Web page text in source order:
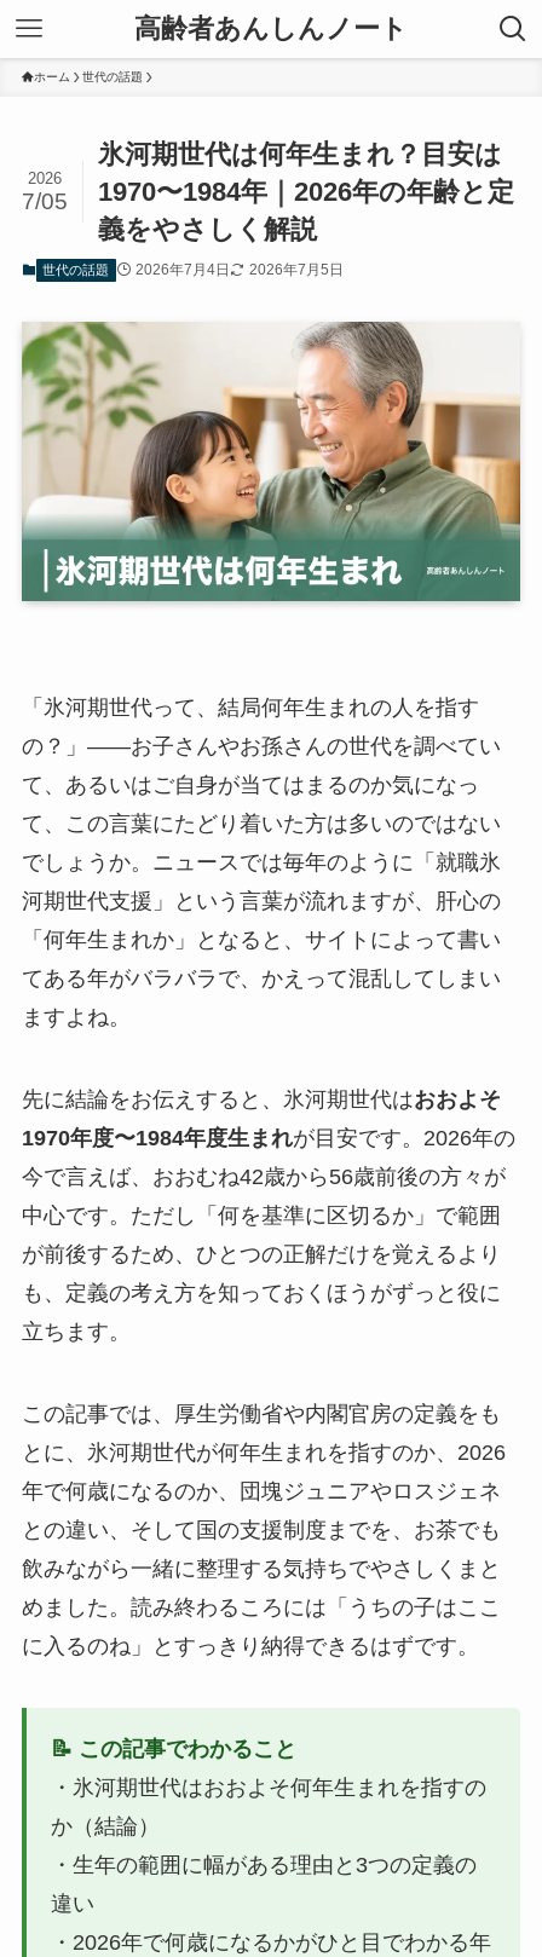
高齢者あんしんノート
ホーム 世代の話題
氷河期世代は何年生まれ？目安は
1970〜1984年｜2026年の年齢と定
義をやさしく解説
2026
7/05
世代の話題 2026年7月4日 2026年7月5日
「氷河期世代って、結局何年生まれの人を指す
の？」——お子さんやお孫さんの世代を調べてい
て、あるいはご自身が当てはまるのか気になっ
て、この言葉にたどり着いた方は多いのではない
でしょうか。ニュースでは毎年のように「就職氷
河期世代支援」という言葉が流れますが、肝心の
「何年生まれか」となると、サイトによって書い
てある年がバラバラで、かえって混乱してしまい
ますよね。
先に結論をお伝えすると、氷河期世代はおおよそ
1970年度〜1984年度生まれが目安です。2026年の
今で言えば、おおむね42歳から56歳前後の方々が
中心です。ただし「何を基準に区切るか」で範囲
が前後するため、ひとつの正解だけを覚えるより
も、定義の考え方を知っておくほうがずっと役に
立ちます。
この記事では、厚生労働省や内閣官房の定義をも
とに、氷河期世代が何年生まれを指すのか、2026
年で何歳になるのか、団塊ジュニアやロスジェネ
との違い、そして国の支援制度までを、お茶でも
飲みながら一緒に整理する気持ちでやさしくまと
めました。読み終わるころには「うちの子はここ
に入るのね」とすっきり納得できるはずです。
📝 この記事でわかること
・氷河期世代はおおよそ何年生まれを指すの
か（結論）
・生年の範囲に幅がある理由と3つの定義の
違い
・2026年で何歳になるかがひと目でわかる年